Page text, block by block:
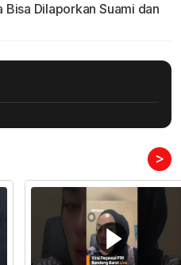
Bisa Dilaporkan Suami dan
>